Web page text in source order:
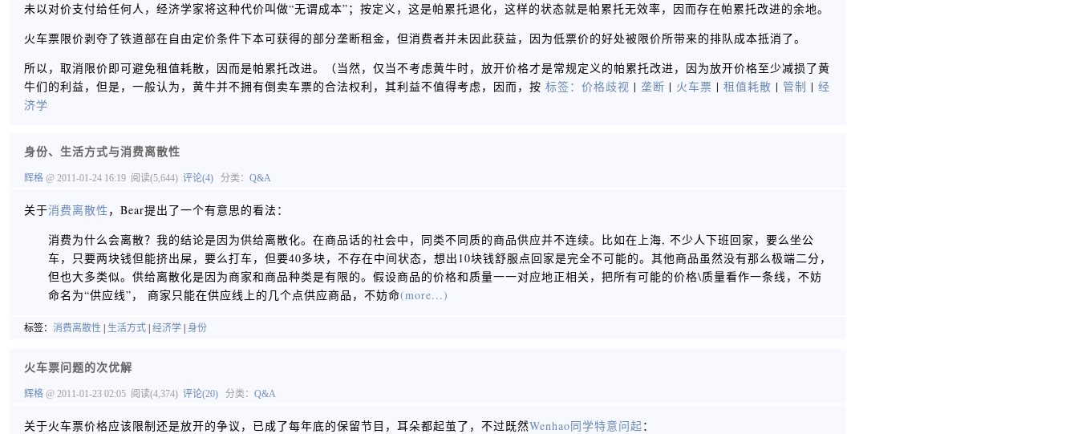
未以对价支付给任何人，经济学家将这种代价叫做“无谓成本”；按定义，这是帕累托退化，这样的状态就是帕累托无效率，因而存在帕累托改进的余地。
火车票限价剥夺了铁道部在自由定价条件下本可获得的部分垄断租金，但消费者并未因此获益，因为低票价的好处被限价所带来的排队成本抵消了。
所以，取消限价即可避免租值耗散，因而是帕累托改进。（当然，仅当不考虑黄牛时，放开价格才是常规定义的帕累托改进，因为放开价格至少减损了黄
牛们的利益，但是，一般认为，黄牛并不拥有倒卖车票的合法权利，其利益不值得考虑，因而，按 标签： 价格歧视 | 垄断 | 火车票 | 租值耗散 | 管制 | 经
济学
身份、生活方式与消费离散性
辉格 @ 2011-01-24 16:19 阅读(5,644) 评论(4) 分类： Q&A
关于消费离散性 ，Bear提出了一个有意思的看法：
消费为什么会离散？我的结论是因为供给离散化。在商品话的社会中，同类不同质的商品供应并不连续。比如在上海, 不少人下班回家，要么坐公
车，只要两块钱但能挤出屎，要么打车，但要40多块，不存在中间状态，想出10块钱舒服点回家是完全不可能的。其他商品虽然没有那么极端二分，
但也大多类似。供给离散化是因为商家和商品种类是有限的。假设商品的价格和质量一一对应地正相关，把所有可能的价格\质量看作一条线，不妨
命名为“供应线”， 商家只能在供应线上的几个点供应商品，不妨命(more...)
标签： 消费离散性 生活方式 经济学 身份
火车票问题的次优解
辉格 @ 2011-01-23 02:05 阅读(4,374) 评论(20) 分类： Q&A
关于火车票价格应该限制还是放开的争议，已成了每年底的保留节目，耳朵都起茧了，不过既然Wenhao同学特意问起：